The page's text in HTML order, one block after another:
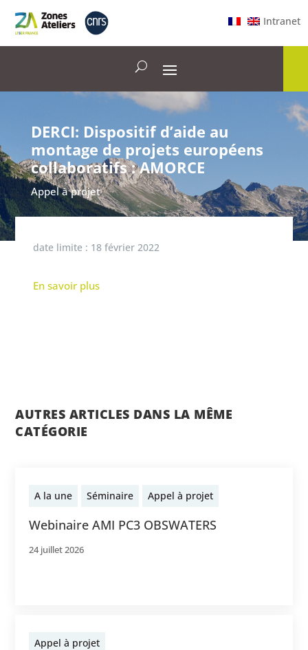
Intranet
DERCI: Dispositif d’aide au
montage de projets européens
collaboratifs : AMORCE
Appel à projet
date limite : 18 février 2022
En savoir plus
AUTRES ARTICLES DANS LA MÊME
CATÉGORIE
A la une Séminaire Appel à projet
Webinaire AMI PC3 OBSWATERS
24 juillet 2026
Appel à projet